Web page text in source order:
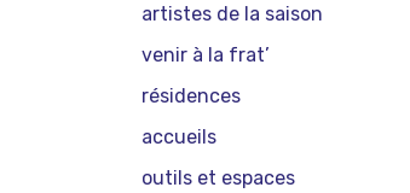
artistes de la saison
venir à la frat’
résidences
accueils
outils et espaces